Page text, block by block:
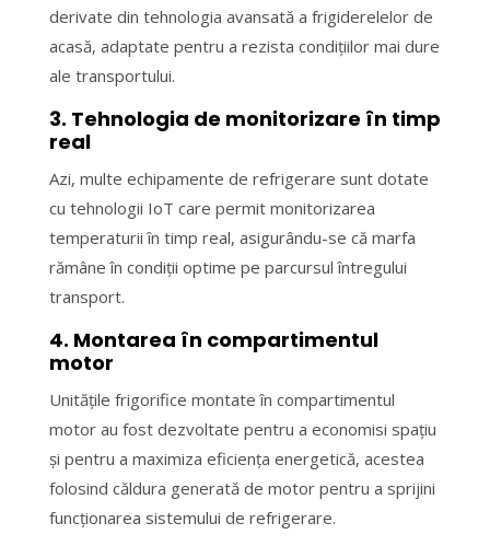
derivate din tehnologia avansată a frigiderelelor de
acasă, adaptate pentru a rezista condițiilor mai dure
ale transportului.
3. Tehnologia de monitorizare în timp
real
Azi, multe echipamente de refrigerare sunt dotate
cu tehnologii IoT care permit monitorizarea
temperaturii în timp real, asigurându-se că marfa
rămâne în condiții optime pe parcursul întregului
transport.
4. Montarea în compartimentul
motor
Unitățile frigorifice montate în compartimentul
motor au fost dezvoltate pentru a economisi spațiu
și pentru a maximiza eficiența energetică, acestea
folosind căldura generată de motor pentru a sprijini
funcționarea sistemului de refrigerare.